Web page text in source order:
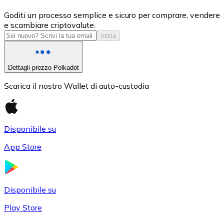
USD Coin
USDC
Goditi un processo semplice e sicuro per comprare, vendere
e scambiare criptovalute.
Inizia
Dettagli prezzo Polkadot
Scarica il nostro Wallet di auto-custodia
Disponibile su
App Store
Disponibile su
Play Store